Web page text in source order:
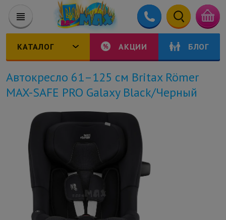
КАТАЛОГ АКЦИИ БЛОГ
Автокресло 61–125 см Britax Römer
MAX-SAFE PRO Galaxy Black/Черный